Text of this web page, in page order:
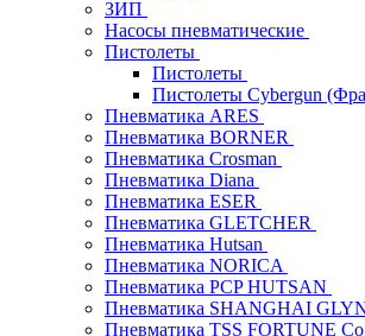
ЗИП
Насосы пневматические
Пистолеты
Пистолеты
Пистолеты Cybergun
Пневматика ARES
Пневматика BORNER
Пневматика Crosman
Пневматика Diana
Пневматика ESER
Пневматика GLETCHER
Пневматика Hutsan
Пневматика NORICA
Пневматика PCP HUTSAN
Пневматика SHANGHAI
Пневматика TSS FORTUNE